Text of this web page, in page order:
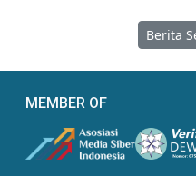
Berita
MEMBER OF